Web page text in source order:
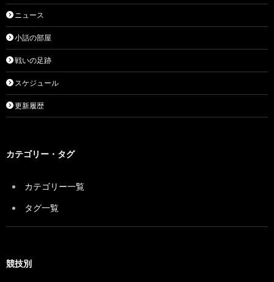
ニュース
小話の部屋
戦いの足跡
スケジュール
更新履歴
カテゴリー・タグ
カテゴリー一覧
タグ一覧
競技別